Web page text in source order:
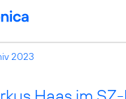
2023